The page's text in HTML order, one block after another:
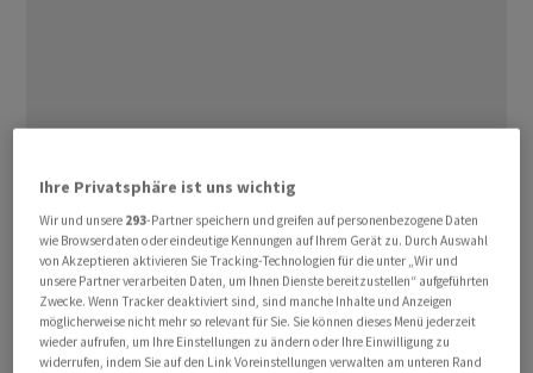
und nagten etwas an der Erwartung eines langsameren
Straffungstempos in der US-Geldpolitik. Sowohl
Wachstumszahlen zum vierten Quartal als auch die
wöchentlichen Daten vom Arbeitsmarkt überraschten
positiv. Auftragsdaten zu langlebigen Gütern fielen
ebenfalls besser aus als erwartet.
Ihre Privatsphäre ist uns wichtig
Wir und unsere 293-Partner speichern und greifen auf personenbezogene Daten
wie Browserdaten oder eindeutige Kennungen auf Ihrem Gerät zu. Durch Auswahl
von Akzeptieren aktivieren Sie Tracking-Technologien für die unter „Wir und
unsere Partner verarbeiten Daten, um Ihnen Dienste bereitzustellen“ aufgeführten
Zwecke. Wenn Tracker deaktiviert sind, sind manche Inhalte und Anzeigen
möglicherweise nicht mehr so relevant für Sie. Sie können dieses Menü jederzeit
wieder aufrufen, um Ihre Einstellungen zu ändern oder Ihre Einwilligung zu
widerrufen, indem Sie auf den Link Voreinstellungen verwalten am unteren Rand